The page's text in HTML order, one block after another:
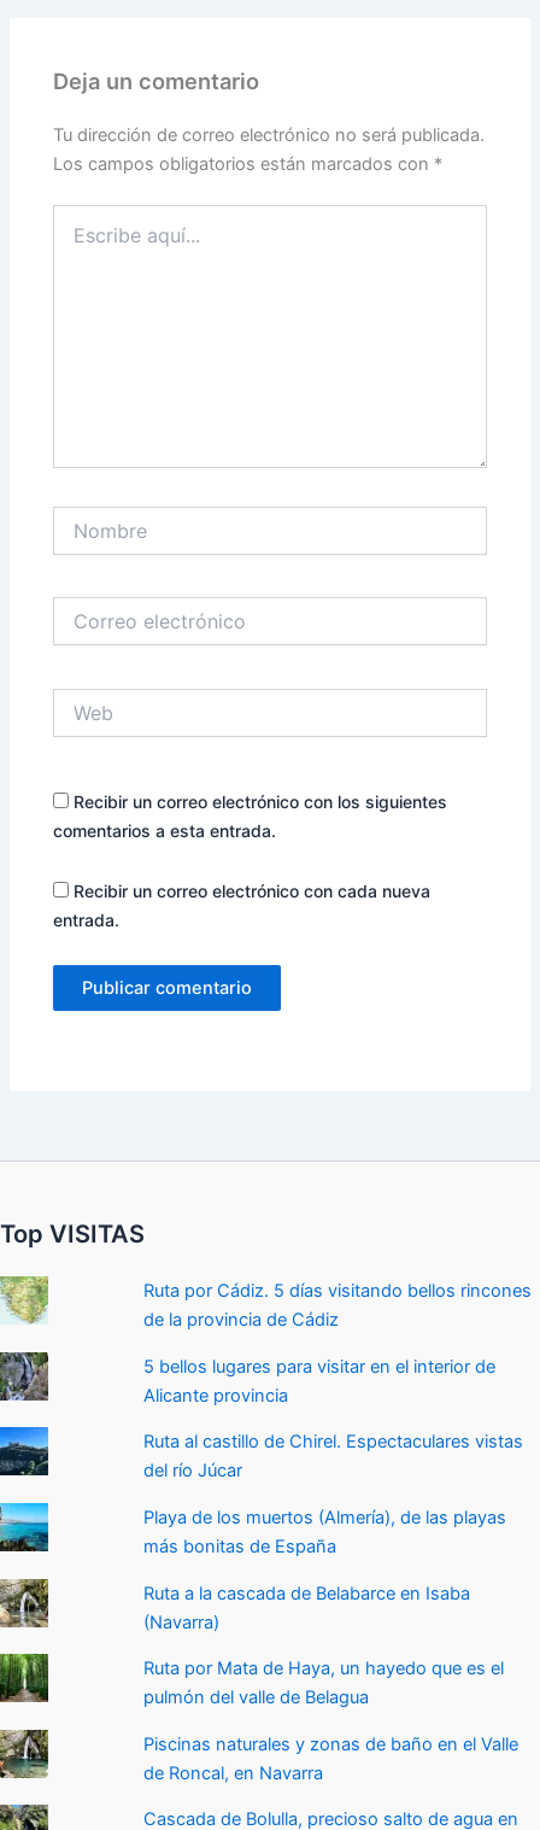
Deja un comentario
Tu dirección de correo electrónico no será publicada.
Los campos obligatorios están marcados con *
aquí...
electrónico
Recibir un correo electrónico con los siguientes
comentarios a esta entrada.
Recibir un correo electrónico con cada nueva
entrada.
Top VISITAS
Ruta por Cádiz. 5 días visitando bellos rincones
de la provincia de Cádiz
5 bellos lugares para visitar en el interior de
Alicante provincia
Ruta al castillo de Chirel. Espectaculares vistas
del río Júcar
Playa de los muertos (Almería), de las playas
más bonitas de España
Ruta a la cascada de Belabarce en Isaba
(Navarra)
Ruta por Mata de Haya, un hayedo que es el
pulmón del valle de Belagua
Piscinas naturales y zonas de baño en el Valle
de Roncal, en Navarra
Cascada de Bolulla, precioso salto de agua en